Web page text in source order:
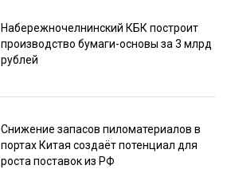
Набережночелнинский КБК построит
производство бумаги-основы за 3 млрд
рублей
Снижение запасов пиломатериалов в
портах Китая создаёт потенциал для
роста поставок из РФ